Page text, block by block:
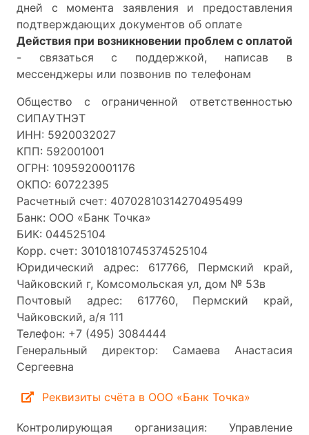
дней с момента заявления и предоставления
подтверждающих документов об оплате
Действия при возникновении проблем с оплатой
- связаться с поддержкой, написав в
мессенджеры или позвонив по телефонам
Общество с ограниченной ответственностью
СИПАУТНЭТ
ИНН: 5920032027
КПП: 592001001
ОГРН: 1095920001176
ОКПО: 60722395
Расчетный счет: 40702810314270495499
Банк: ООО «Банк Точка»
БИК: 044525104
Корр. счет: 30101810745374525104
Юридический адрес: 617766, Пермский край,
Чайковский г, Комсомольская ул, дом № 53в
Почтовый адрес: 617760, Пермский край,
Чайковский, а/я 111
Телефон: +7 (495) 3084444
Генеральный директор: Самаева Анастасия
Сергеевна
Реквизиты счёта в ООО «Банк Точка»
Контролирующая организация: Управление